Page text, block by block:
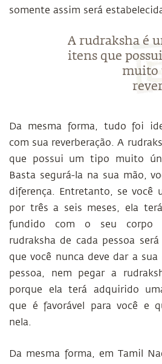
somente assim será
A rudraksha é
itens que
muito
Da mesma forma, tudo foi
com sua reverberação. A
que possui um tipo muito
Basta segurá-la na sua mão,
diferença. Entretanto, se você
por três a seis meses, ela
fundido com o seu corpo
rudraksha de cada pessoa
que você nunca deve dar a
pessoa, nem pegar a
porque ela terá adquirido
que é favorável para você e
nela.
Da mesma forma, em Tamil